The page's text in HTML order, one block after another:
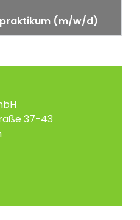
(m/w/d)
37-43